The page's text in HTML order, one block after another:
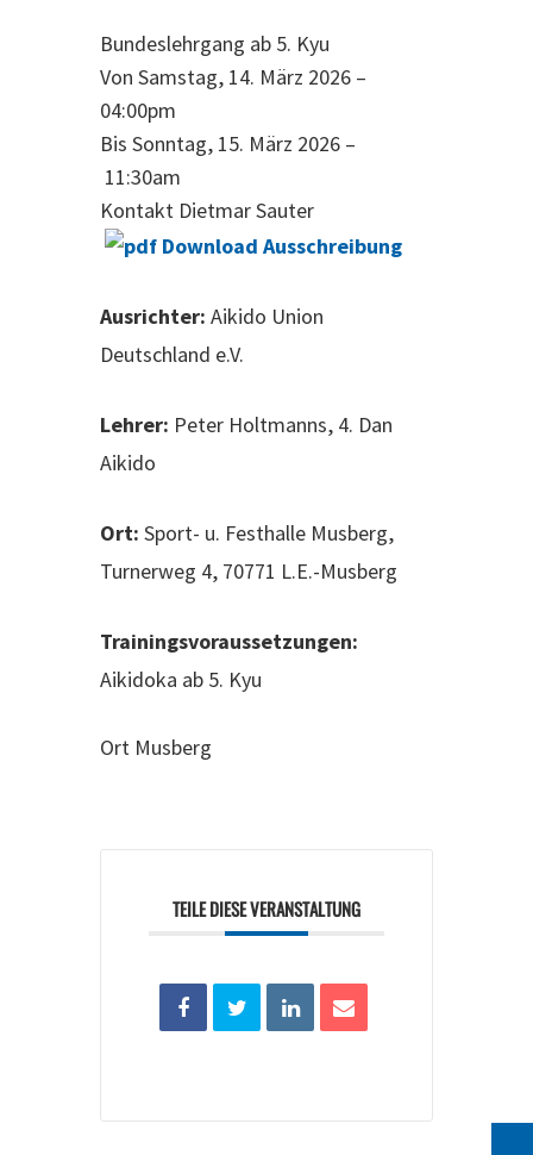
Bundeslehrgang ab 5. Kyu
Von Samstag, 14. März 2026 –
04:00pm
Bis Sonntag, 15. März 2026 –
11:30am
Kontakt Dietmar Sauter
Download Ausschreibung
Ausrichter: Aikido Union
Deutschland e.V.
Lehrer: Peter Holtmanns, 4. Dan
Aikido
Ort: Sport- u. Festhalle Musberg,
Turnerweg 4, 70771 L.E.-Musberg
Trainingsvoraussetzungen:
Aikidoka ab 5. Kyu
Ort Musberg
TEILE DIESE VERANSTALTUNG